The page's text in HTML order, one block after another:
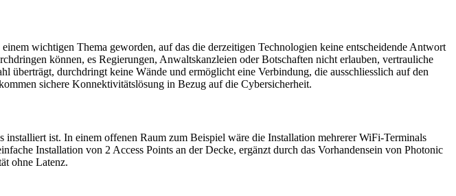
wichtigen Thema geworden, auf das die derzeitigen Technologien keine entscheidende Antwort
können, es Regierungen, Anwaltskanzleien oder Botschaften nicht erlauben, vertrauliche
durchdringt keine Wände und ermöglicht eine Verbindung, die ausschliesslich auf den
sichere Konnektivitätslösung in Bezug auf die Cybersicherheit.
ist. In einem offenen Raum zum Beispiel wäre die Installation mehrerer WiFi-Terminals
Installation von 2 Access Points an der Decke, ergänzt durch das Vorhandensein von Photonic
ohne Latenz.